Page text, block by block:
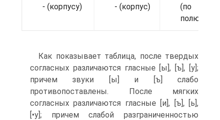
- (корпусу)
- (корпус)
(по
полюшку)
Как показывает таблица, после твердых
согласных различаются гласные [ы], [ъ], [у];
причем звуки [ы] и [ъ] слабо
противопоставлены. После мягких
согласных различаются гласные [и], [ъ], [ь],
[•у]; причем слабой разграниченностью